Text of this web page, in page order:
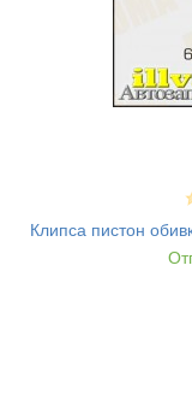
Клипса пистон